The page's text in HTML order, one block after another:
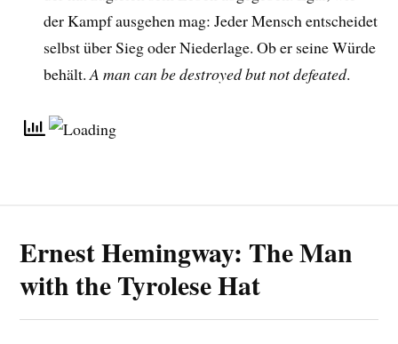
der Kampf ausgehen mag: Jeder Mensch entscheidet
selbst über Sieg oder Niederlage. Ob er seine Würde
behält.A man can be destroyed but not defeated.
Ernest Hemingway: The Man
with the Tyrolese Hat